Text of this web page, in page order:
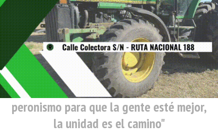
"Si queremos que siga gobernando el
peronismo para que la gente esté mejor,
la unidad es el camino"
Política